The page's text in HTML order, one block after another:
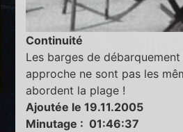
Continuité
Les barges de
approche ne sont pas les
abordent la plage !
Ajoutée le 19.11.2005
Minutage : 01:46:37